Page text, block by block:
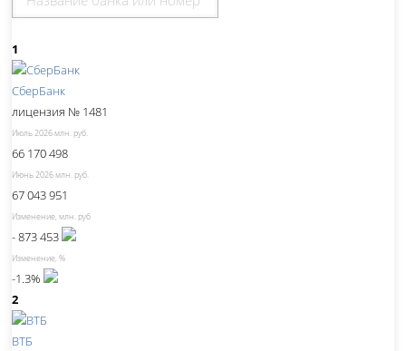
1
СберБанк
лицензия № 1481
Июль 2026 млн. руб.
66 170 498
Июнь 2026 млн. руб.
67 043 951
Изменение, млн. руб
- 873 453
Изменение, %
-1.3%
2
ВТБ